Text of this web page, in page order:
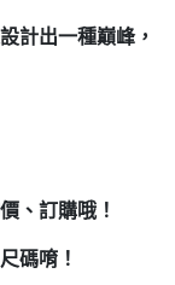
計出一種巔峰，
、訂購哦！
碼唷！